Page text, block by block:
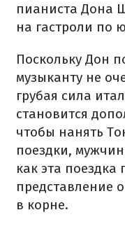
пианиста Дона
на гастроли по
Поскольку Дон
музыканту не
грубая сила
становится
чтобы нанять
поездки,
как эта поездка
представление
в корне.